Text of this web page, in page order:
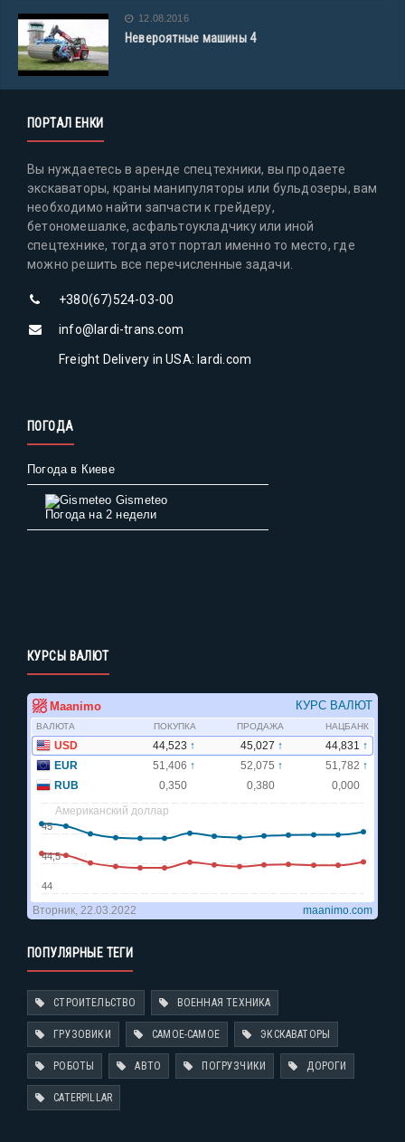
12.08.2016
Невероятные машины 4
ПОРТАЛ ЕНКИ
Вы нуждаетесь в аренде спецтехники, вы продаете
экскаваторы, краны манипуляторы или бульдозеры, вам
необходимо найти запчасти к грейдеру,
бетономешалке, асфальтоукладчику или иной
спецтехнике, тогда этот портал именно то место, где
можно решить все перечисленные задачи.
+380(67)524-03-00
info@lardi-trans.com
Freight Delivery in USA: lardi.com
ПОГОДА
Погода в Киеве
Gismeteo
Погода на 2 недели
КУРСЫ ВАЛЮТ
ПОПУЛЯРНЫЕ ТЕГИ
СТРОИТЕЛЬСТВО ВОЕННАЯ ТЕХНИКА
ГРУЗОВИКИ САМОЕ-САМОЕ ЭКСКАВАТОРЫ
РОБОТЫ АВТО ПОГРУЗЧИКИ ДОРОГИ
CATERPILLAR